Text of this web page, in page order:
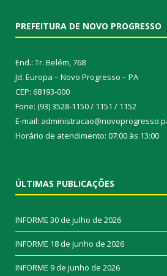
PREFEITURA DE NOVO PROGRESSO
End.: Tr. Belém, 768
Jd. Europa – Novo Progresso – PA
CEP: 68193-000
Fone: (93) 3528-1150 / 1151 / 1152
E-mail:
Horário de atendimento: 07:00 às 13:00
ÚLTIMAS PUBLICAÇÕES
INFORME 30 de julho de 2026
INFORME 18 de junho de 2026
INFORME 9 de junho de 2026